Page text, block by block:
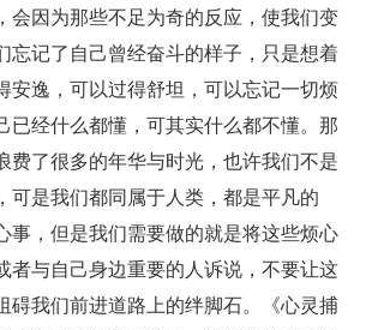
会因为那些不足为奇的反应，使我们变
忘记了自己曾经奋斗的样子，只是想着
安逸，可以过得舒坦，可以忘记一切烦
已经什么都懂，可其实什么都不懂。那
费了很多的年华与时光，也许我们不是
可是我们都同属于人类，都是平凡的
事，但是我们需要做的就是将这些烦心
者与自己身边重要的人诉说，不要让这
碍我们前进道路上的绊脚石。《心灵捕